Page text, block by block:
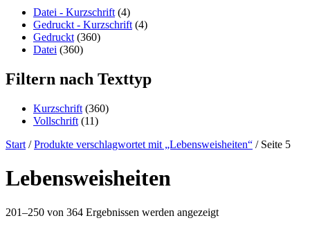
Datei - Kurzschrift (4)
Gedruckt - Kurzschrift (4)
Gedruckt (360)
Datei (360)
Filtern nach Texttyp
Kurzschrift (360)
Vollschrift (11)
Start /Produkte verschlagwortet mit „Lebensweisheiten“ / Seite 5
Lebensweisheiten
201–250 von 364 Ergebnissen werden angezeigt